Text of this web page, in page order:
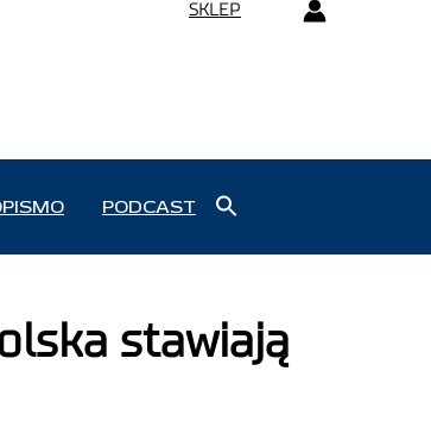
SKLEP
PODCAST
stawiają